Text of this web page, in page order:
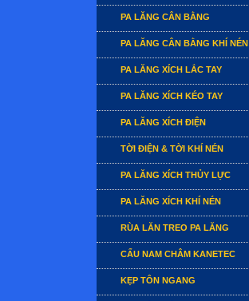
PA LĂNG CÂN BẰNG
PA LĂNG CÂN BẰNG KHÍ NÉN
PA LĂNG XÍCH LẮC TAY
PA LĂNG XÍCH KÉO TAY
PA LĂNG XÍCH ĐIỆN
TỜI ĐIỆN & TỜI KHÍ NÉN
PA LĂNG XÍCH THỦY LỰC
PA LĂNG XÍCH KHÍ NÉN
RÙA LĂN TREO PA LĂNG
CẨU NAM CHÂM KANETEC
KẸP TÔN NGANG